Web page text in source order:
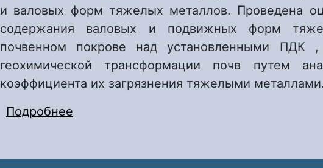
и валовых форм тяжелых металлов. Проведена
содержания валовых и подвижных форм
почвенном покрове над установленными ПДК
геохимической трансформации почв путем
коэффициента их загрязнения тяжелыми металлами.
Подробнее